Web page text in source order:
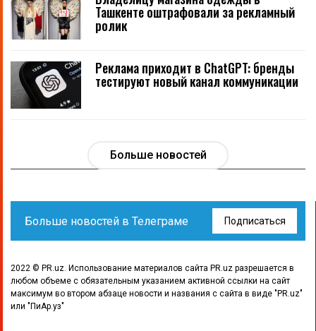
Ташкенте оштрафовали за рекламный
ролик
Реклама приходит в ChatGPT: бренды
тестируют новый канал коммуникации
Больше новостей
Больше новостей в Телеграме Подписаться
2022 © PR.uz. Использование материалов сайта PR.uz разрешается в
любом объеме с обязательным указанием активной ссылки на сайт
максимум во втором абзаце новости и названия с сайта в виде "PR.uz"
или "ПиАр.уз"